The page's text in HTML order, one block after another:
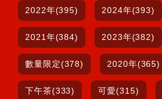
2022年(395) 2024年(393)
2021年(384) 2023年(382)
數量限定(378) 2020年(365)
下午茶(333) 可愛(315)